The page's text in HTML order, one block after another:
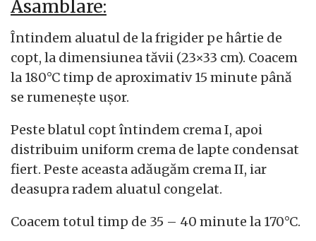
Asamblare:
Întindem aluatul de la frigider pe hârtie de
copt, la dimensiunea tăvii (23×33 cm). Coacem
la 180°C timp de aproximativ 15 minute până
se rumenește ușor.
Peste blatul copt întindem crema I, apoi
distribuim uniform crema de lapte condensat
fiert. Peste aceasta adăugăm crema II, iar
deasupra radem aluatul congelat.
Coacem totul timp de 35 – 40 minute la 170°C.